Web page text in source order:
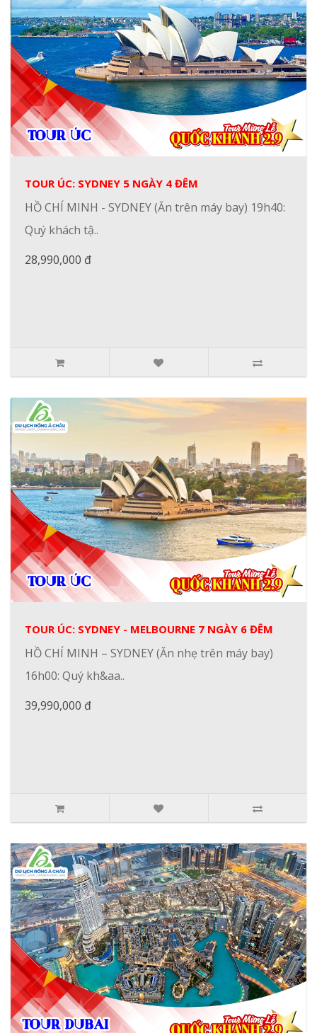
TOUR ÚC: SYDNEY 5 NGÀY 4 ĐÊM
HỒ CHÍ MINH - SYDNEY (Ăn trên máy bay) 19h40:
Quý khách tậ..
28,990,000 đ
TOUR ÚC: SYDNEY - MELBOURNE 7 NGÀY 6 ĐÊM
HỒ CHÍ MINH – SYDNEY (Ăn nhẹ trên máy bay)
16h00: Quý kh&aa..
39,990,000 đ